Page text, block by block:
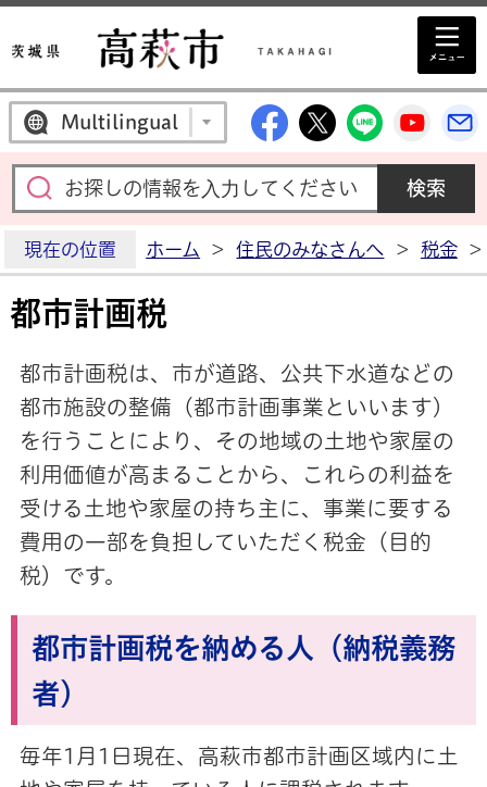
Multilingual 高萩市公式
高萩市公式X
高萩市
高
現在の位置 ホーム > 住民のみなさんへ > 税金 >
都市計画税
都市計画税は、市が道路、公共下水道などの
都市施設の整備（都市計画事業といいます）
を行うことにより、その地域の土地や家屋の
利用価値が高まることから、これらの利益を
受ける土地や家屋の持ち主に、事業に要する
費用の一部を負担していただく税金（目的
税）です。
都市計画税を納める人（納税義務
者）
毎年1月1日現在、高萩市都市計画区域内に土